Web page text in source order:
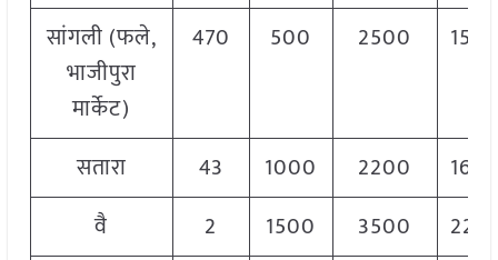
सांगली (फले,
भाजीपुरा
मार्केट)
470 500 2500
सतारा 43 1000 2200
वै
2 1500 3500